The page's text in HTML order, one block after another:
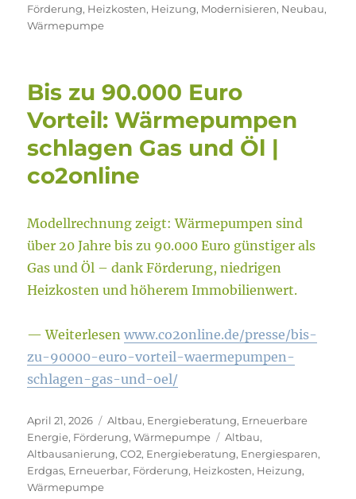
Förderung, Heizkosten, Heizung, Modernisieren, Neubau,
Wärmepumpe
Bis zu 90.000 Euro
Vorteil: Wärmepumpen
schlagen Gas und Öl |
co2online
Modellrechnung zeigt: Wärmepumpen sind
über 20 Jahre bis zu 90.000 Euro günstiger als
Gas und Öl – dank Förderung, niedrigen
Heizkosten und höherem Immobilienwert.
— Weiterlesenwww.co2online.de/presse/bis-
zu-90000-euro-vorteil-waermepumpen-
schlagen-gas-und-oel/
Veröffentlicht
am
April 21, 2026 Kategorien
Altbau, Energieberatung, Erneuerbare
Energie, Förderung,Wärmepumpe Schlagwörter
Altbau,
Altbausanierung,CO2, Energieberatung, Energiesparen,
Erdgas, Erneuerbar, Förderung, Heizkosten, Heizung,
Wärmepumpe